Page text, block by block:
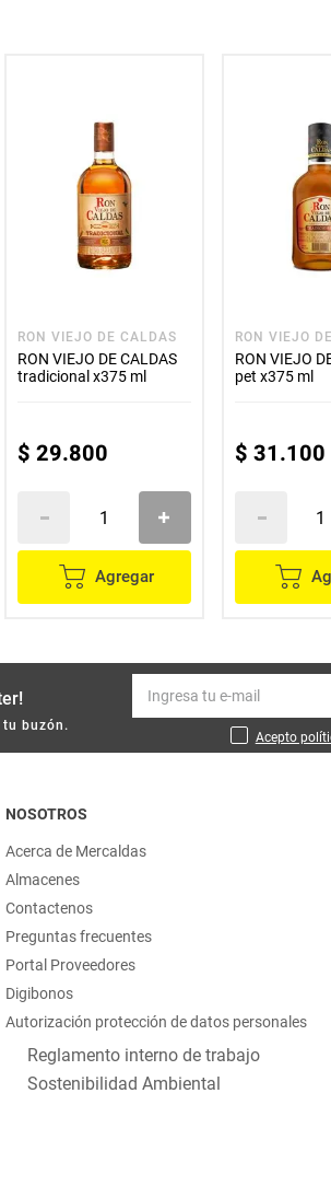
RON VIEJO DE CALDAS
RON VIEJO DE CALDAS
tradicional x375 ml
$ 29.800
Agregar
RON VIEJO
RON VIEJO
pet x375 ml
$ 31.100
tu buzón.
Acepto
NOSOTROS
Acerca de Mercaldas
Almacenes
Contactenos
Preguntas frecuentes
Portal Proveedores
Digibonos
Autorización protección de datos personales
Reglamento interno de trabajo
Sostenibilidad Ambiental